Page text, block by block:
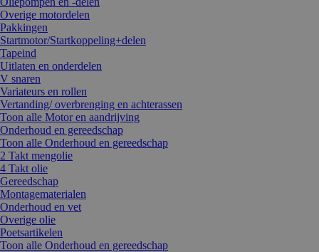
Overige motordelen
Pakkingen
Startmotor/Startkoppeling+delen
Tapeind
Uitlaten en onderdelen
V snaren
Variateurs en rollen
Vertanding/ overbrenging en achterassen
Toon alle Motor en aandrijving
Onderhoud en gereedschap
Toon alle Onderhoud en gereedschap
2 Takt mengolie
4 Takt olie
Gereedschap
Montagematerialen
Onderhoud en vet
Overige olie
Poetsartikelen
Toon alle Onderhoud en gereedschap